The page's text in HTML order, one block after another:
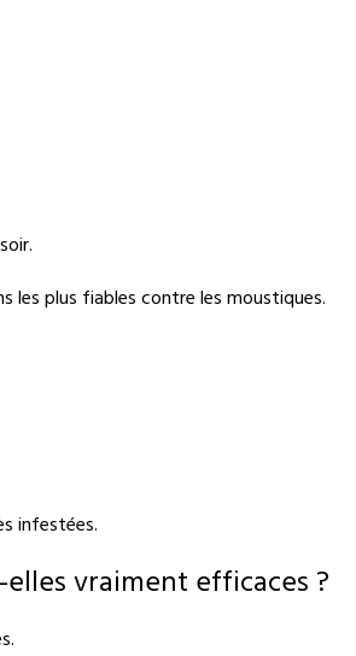
les plus fiables contre les moustiques.
infestées.
vraiment efficaces ?